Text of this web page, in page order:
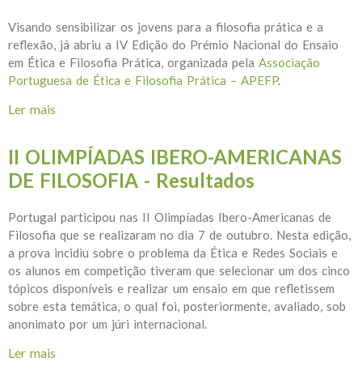
Visando sensibilizar os jovens para a filosofia prática e a
reflexão, já abriu a IV Edição do Prémio Nacional do Ensaio
em Ética e Filosofia Prática, organizada pela Associação
Portuguesa de Ética e Filosofia Prática – APEFP.
Ler mais
II OLIMPÍADAS IBERO-AMERICANAS
DE FILOSOFIA - Resultados
Portugal participou nas II Olimpíadas Ibero-Americanas de
Filosofia que se realizaram no dia 7 de outubro. Nesta edição,
a prova incidiu sobre o problema da Ética e Redes Sociais e
os alunos em competição tiveram que selecionar um dos cinco
tópicos disponíveis e realizar um ensaio em que refletissem
sobre esta temática, o qual foi, posteriormente, avaliado, sob
anonimato por um júri internacional.
Ler mais